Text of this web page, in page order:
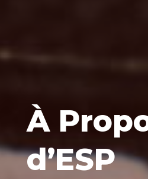
À
d’ESP